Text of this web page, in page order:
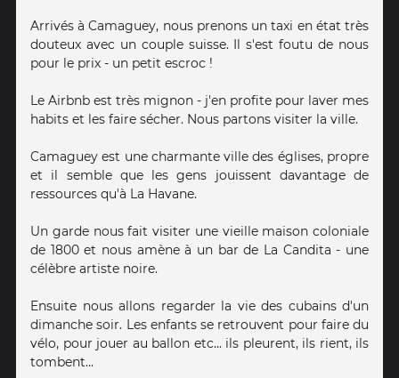
Arrivés à Camaguey, nous prenons un taxi en état très
douteux avec un couple suisse. Il s'est foutu de nous
pour le prix - un petit escroc !
Le Airbnb est très mignon - j'en profite pour laver mes
habits et les faire sécher. Nous partons visiter la ville.
Camaguey est une charmante ville des églises, propre
et il semble que les gens jouissent davantage de
ressources qu'à La Havane.
Un garde nous fait visiter une vieille maison coloniale
de 1800 et nous amène à un bar de La Candita - une
célèbre artiste noire.
Ensuite nous allons regarder la vie des cubains d'un
dimanche soir. Les enfants se retrouvent pour faire du
vélo, pour jouer au ballon etc... ils pleurent, ils rient, ils
tombent...